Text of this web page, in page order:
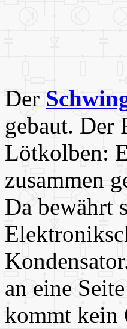
Der
gebaut. Der
Lötkolben:
zusammen
Da bewährt
an eine
kommt kein